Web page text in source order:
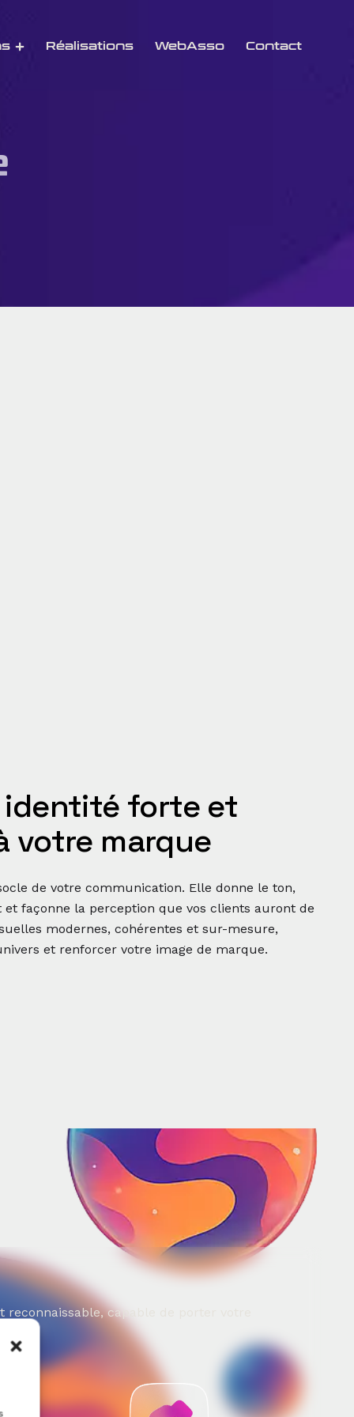
Réalisations WebAsso Contact
identité forte et
votre marque
de votre communication. Elle donne le ton,
façonne la perception que vos clients auront de
modernes, cohérentes et sur-mesure,
et renforcer votre image de marque.
capable de porter votre